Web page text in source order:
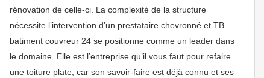
rénovation de celle-ci. La complexité de la structure
nécessite l’intervention d’un prestataire chevronné et TB
batiment couvreur 24 se positionne comme un leader dans
le domaine. Elle est l’entreprise qu’il vous faut pour refaire
une toiture plate, car son savoir-faire est déjà connu et ses